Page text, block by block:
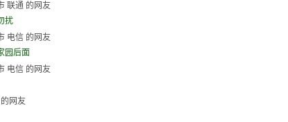
联通 的网友
扰
电信 的网友
园后面
电信 的网友
网友